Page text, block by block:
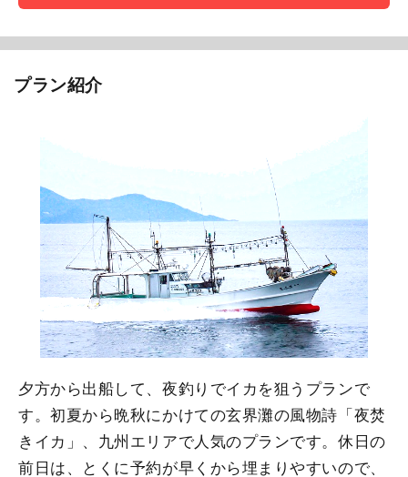
プラン紹介
夕方から出船して、夜釣りでイカを狙うプランで
す。初夏から晩秋にかけての玄界灘の風物詩「夜焚
きイカ」、九州エリアで人気のプランです。休日の
前日は、とくに予約が早くから埋まりやすいので、